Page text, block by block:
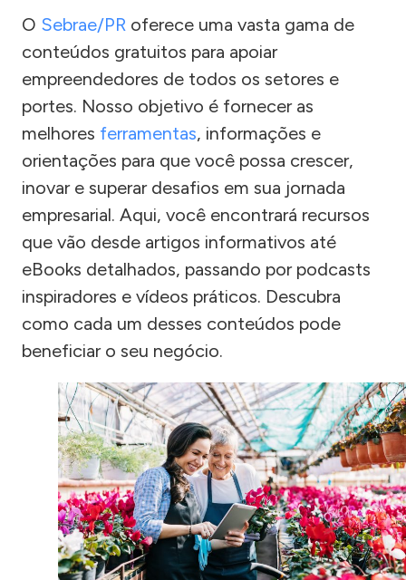
O Sebrae/PR oferece uma vasta gama de
conteúdos gratuitos para apoiar
empreendedores de todos os setores e
portes. Nosso objetivo é fornecer as
melhores ferramentas, informações e
orientações para que você possa crescer,
inovar e superar desafios em sua jornada
empresarial. Aqui, você encontrará recursos
que vão desde artigos informativos até
eBooks detalhados, passando por podcasts
inspiradores e vídeos práticos. Descubra
como cada um desses conteúdos pode
beneficiar o seu negócio.